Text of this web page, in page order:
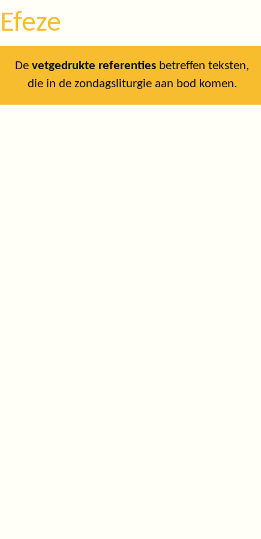
De vetgedrukte referenties betreffen teksten,
die in de zondagsliturgie aan bod komen.